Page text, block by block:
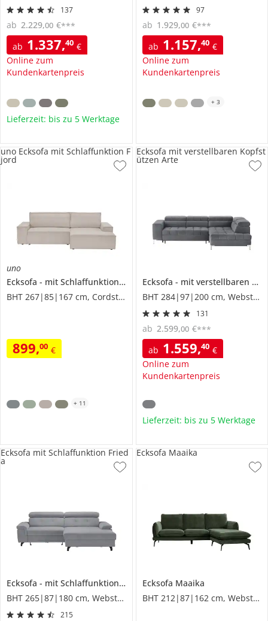
137
ab 1.337,40 €
Online zum
Kundenkartenpreis
ab 2.229,00 €***
Lieferzeit: bis zu 5 Werktage
97
ab 1.157,40 €
Online zum
Kundenkartenpreis
ab 1.929,00 €***
+ 3
uno
Ecksofa
mit Schlaffunktion
Fjord
BHT 267|85|167 cm, Cordstoff grob
899,00 €
uno Ecksofa mit Schlaffunktion F
jord
+ 11
Ecksofa
mit verstellbaren Kopfstützen
BHT 284|97|200 cm, Webstoff
131
ab 1.559,40 €
Online zum
Kundenkartenpreis
ab 2.599,00 €***
Ecksofa mit verstellbaren Kopfst
ützen Arte
Lieferzeit: bis zu 5 Werktage
Ecksofa mit Schlaffunktion
Frieda
BHT 265|87|180 cm, Webstoff
215
Ecksofa mit Schlaffunktion Fried
a
Ecksofa Maaika
BHT 212|87|162 cm, Webstoff
Ecksofa Maaika